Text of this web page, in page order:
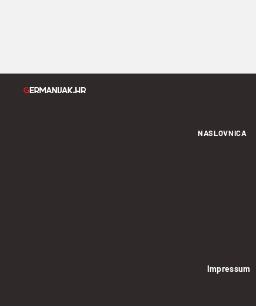
NASLOVNICA
Impressum